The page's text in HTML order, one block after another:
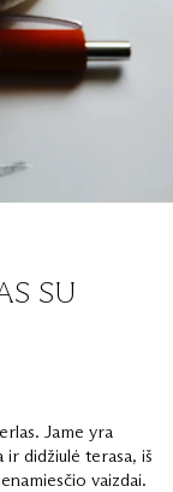
SU
Jame yra
ir didžiulė terasa, iš
vaizdai.